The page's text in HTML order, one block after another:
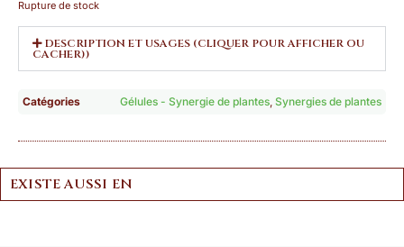
Rupture de stock
DESCRIPTION ET USAGES (CLIQUER POUR AFFICHER OU
CACHER))
Catégories Gélules - Synergie de plantes Synergies de plantes
EXISTE AUSSI EN